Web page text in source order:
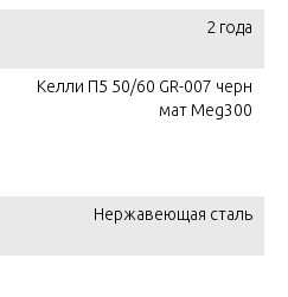
2 года
Келли П5 50/60 GR-007 черн
мат Meg300
Нержавеющая сталь